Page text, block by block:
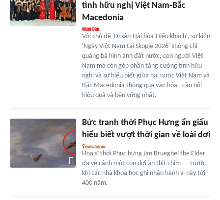
tình hữu nghị Việt Nam-Bắc
Macedonia
Với chủ đề 'Di sản-Hài hòa-Hiếu khách', sự kiện
'Ngày Việt Nam tại Skopje 2026' không chỉ
quảng bá hình ảnh đất nước, con người Việt
Nam mà còn góp phần tăng cường tình hữu
nghị và sự hiểu biết giữa hai nước Việt Nam và
Bắc Macedonia thông qua văn hóa - cầu nối
hiệu quả và bền vững nhất.
Bức tranh thời Phục Hưng ẩn giấu
hiểu biết vượt thời gian về loài dơi
Họa sĩ thời Phục hưng Jan Brueghel the Elder
đã vẽ cảnh một con dơi ăn thịt chim — trước
khi các nhà khoa học ghi nhận hành vi này tới
400 năm.